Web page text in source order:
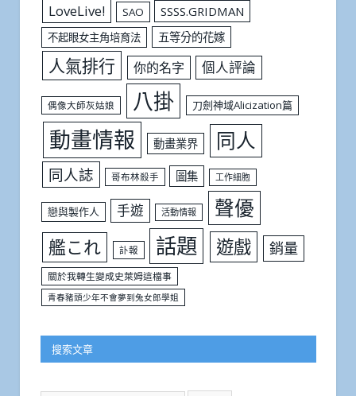
LoveLive! SAO SSSS.GRIDMAN
不起眼女主角培育法 五等分的花嫁
人氣排行 你的名字 個人評論
偶像大師灰姑娘 八掛 刀劍神域Alicization篇
動畫情報 動畫業界 同人
同人誌 哥布林殺手 圖集 工作細胞
戀與製作人 手遊 活動情報 聲優
艦これ 訃報 話題 遊戲 銷量
關於我轉生變成史萊姆這檔事
青春豬頭少年不會夢到兔女郎學姐
搜索文章